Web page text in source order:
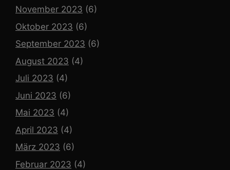
November 2023 (6)
Oktober 2023 (6)
September 2023 (6)
August 2023 (4)
Juli 2023 (4)
Juni 2023 (6)
Mai 2023 (4)
April 2023 (4)
März 2023 (6)
Februar 2023 (4)